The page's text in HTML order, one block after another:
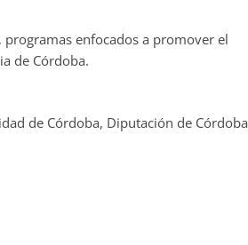
programas enfocados a promover el
de Córdoba.
de Córdoba, Diputación de Córdoba